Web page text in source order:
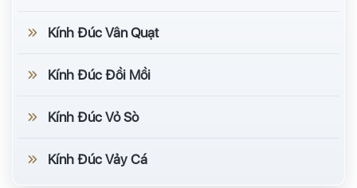
Kính Đúc Vân Quạt
Kính Đúc Đồi Mồi
Kính Đúc Vỏ Sò
Kính Đúc Vảy Cá